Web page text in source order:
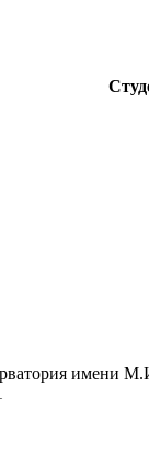
имени